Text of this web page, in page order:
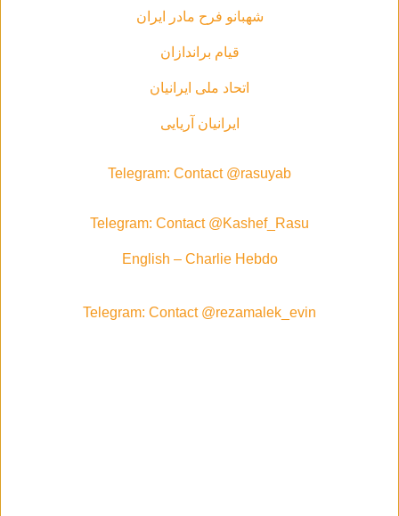
شهبانو فرح مادر ايران
قیام براندازان
اتحاد ملی ایرانیان
ایرانیان آریایی
Telegram: Contact @rasuyab
Telegram: Contact @Kashef_Rasu
English – Charlie Hebdo
Telegram: Contact @rezamalek_evin